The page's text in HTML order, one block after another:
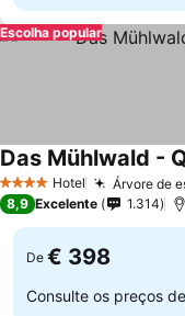
Escolha popular
4 EstrelasHotel Árvore de
Das Mühlwald -
8,9 Excelente 1.314
De € 398
Consulte os preços de